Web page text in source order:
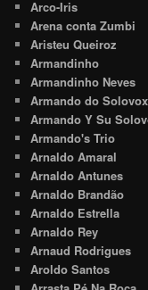
Arco-Iris
Arena conta Zumbi
Aristeu Queiroz
Armandinho
Armandinho Neves
Armando do Solovox
Armando Y Su
Armando's Trio
Arnaldo Amaral
Arnaldo Antunes
Arnaldo Brandão
Arnaldo Estrella
Arnaldo Rey
Arnaud Rodrigues
Aroldo Santos